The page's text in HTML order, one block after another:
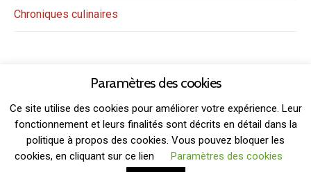
Chroniques culinaires
THEME: GRIDSBY BY MODERNTHEMES.NET
Paramètres des cookies
Ce site utilise des cookies pour améliorer votre expérience. Leur
fonctionnement et leurs finalités sont décrits en détail dans la
politique à propos des cookies. Vous pouvez bloquer les
cookies, en cliquant sur ce lien
Paramètres des cookies